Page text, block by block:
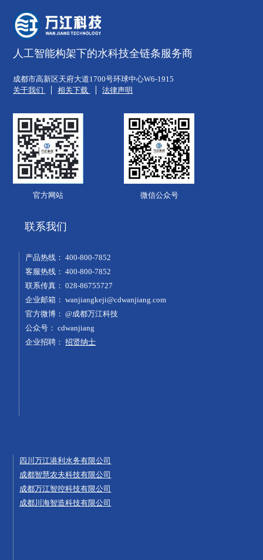
人工智能构架下的水科技全链条服务商
成都市高新区天府大道1700号环球中心W6-1915
关于我们
相关下载 法律声明
官方网站 微信公众号
联系我们
产品热线：400-800-7852
客服热线：400-800-7852
联系传真：028-86755727
企业邮箱：wanjiangkeji@cdwanjiang.com
官方微博：@成都万江科技
公众号：cdwanjiang
企业招聘：招贤纳士
四川万江港利水务有限公司
成都智慧农夫科技有限公司
成都万江智控科技有限公司
成都川海智造科技有限公司